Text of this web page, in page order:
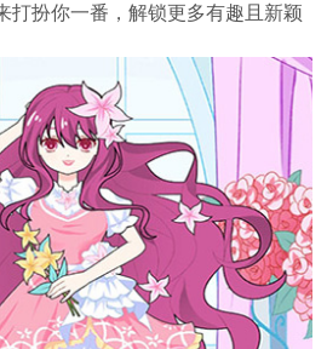
打扮你一番，解锁更多有趣且新颖